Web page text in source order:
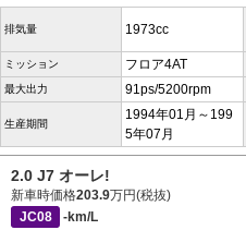
排気量 1973cc
ミッション フロア4AT
最大出力 91ps/5200rpm
生産期間
1994年01月～199
5年07月
2.0 J7 オーレ!
新車時価格203.9万円(税抜)
JC08
-km/L